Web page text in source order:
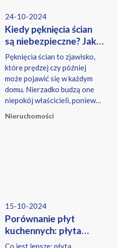
24-10-2024
Kiedy pęknięcia ścian
są niebezpieczne? Jak
rozpoznać groźne
uszkodzenia
konstrukcji.
Pęknięcia ścian to zjawisko,
które prędzej czy później
może pojawić się w każdym
domu. Nierzadko budzą one
niepokój właścicieli, ponieważ
mogą wskazywać na
na ten temat, to zachęcamy do
lektury. Jakie są najczęstsze
przyczyny pęknięć na
ścianach? Pęknięcia ścian
Nieruchomości
15-10-2024
Porównanie płyt
kuchennych: płyta
ceramiczna vs